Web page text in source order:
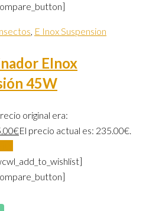
, E Inox Suspension
EInox
45W
original era:
€El precio actual es: 235.00€.